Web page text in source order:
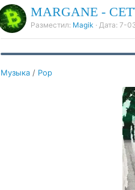
MARGANE -
Разместил: Magik · Дата: 7-
Музыка / Pop